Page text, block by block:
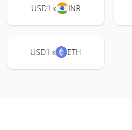
USD1 к INR
USD1 к ETH